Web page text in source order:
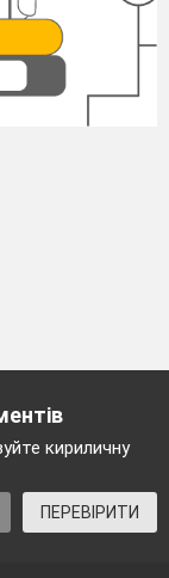
кириличну
ПЕРЕВІРИТИ